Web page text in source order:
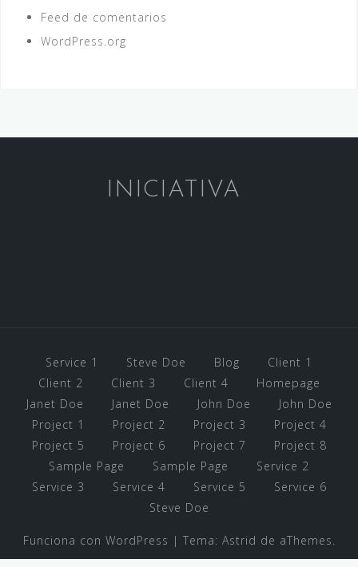
Feed de comentarios
WordPress.org
INICIATIVA
Service 1 Steve Doe Blog
Client 1
Client 2
Client 3 Client 4
Homepage
Janet Doe
Janet Doe John Doe
John Doe
Project 1
Project 2 Project 3
Project 4
Project 5
Project 6 Project 7
Project 8
Sample Page
Sample Page
Service 2
Service 3
Service 4 Service 5
Service 6
Steve Doe
Funciona con WordPress | Tema: Astrid de aThemes.